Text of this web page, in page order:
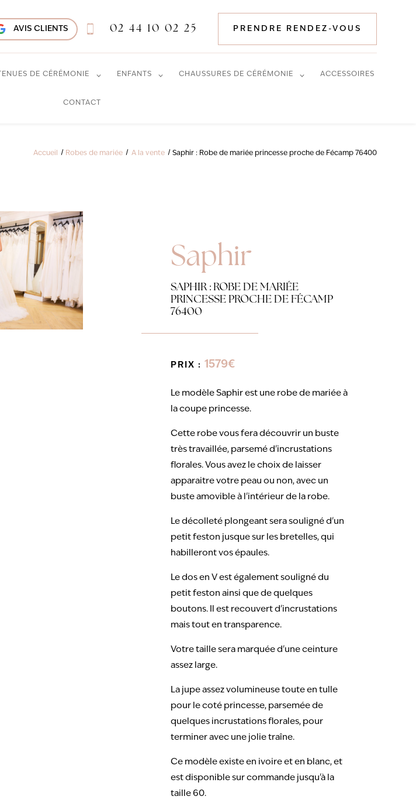
AVIS CLIENTS 02 44 10 02 25 PRENDRE RENDEZ-VOUS
TENUES DE CÉRÉMONIE ENFANTS CHAUSSURES DE CÉRÉMONIE ACCESSOIRES
CONTACT
Accueil Robes de mariée A la vente Saphir : Robe de mariée princesse proche de Fécamp 76400
Saphir
SAPHIR : ROBE DE MARIÉE
PRINCESSE PROCHE DE FÉCAMP
76400
PRIX : 1579€
Le modèle Saphir est une robe de mariée à
la coupe princesse.
Cette robe vous fera découvrir un buste
très travaillée, parsemé d'incrustations
florales. Vous avez le choix de laisser
apparaitre votre peau ou non, avec un
buste amovible à l'intérieur de la robe.
Le décolleté plongeant sera souligné d'un
petit feston jusque sur les bretelles, qui
habilleront vos épaules.
Le dos en V est également souligné du
petit feston ainsi que de quelques
boutons. Il est recouvert d'incrustations
mais tout en transparence.
Votre taille sera marquée d'une ceinture
assez large.
La jupe assez volumineuse toute en tulle
pour le coté princesse, parsemée de
quelques incrustations florales, pour
terminer avec une jolie traîne.
Ce modèle existe en ivoire et en blanc, et
est disponible sur commande jusqu'à la
taille 60.